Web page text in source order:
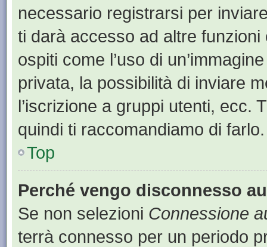
necessario registrarsi per
ti darà accesso ad altre
ospiti come l’uso di
privata, la possibilità di inviare
l’iscrizione a gruppi utenti, ecc.
quindi ti raccomandiamo di farlo.
Top
Perché vengo disconnesso
Se non selezioni Connessione
terrà connesso per un periodo